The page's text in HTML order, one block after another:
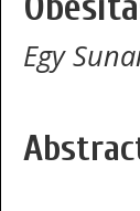
Egy